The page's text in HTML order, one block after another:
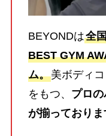
BEYONDは全
BEST GYM
ム。美ボディ
をもつ、 プロ
が揃っておりま